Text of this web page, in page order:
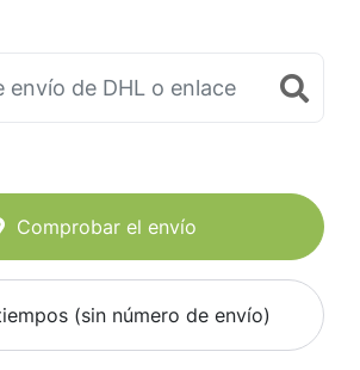
Comprobar el envío
(sin número de envío)